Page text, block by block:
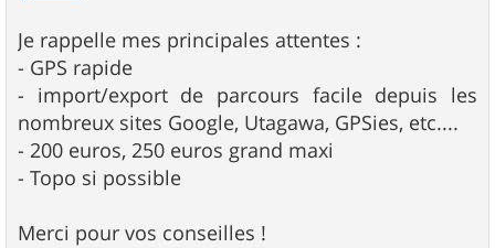
Je rappelle mes principales attentes :
- GPS rapide
- import/export de parcours facile depuis les
nombreux sites Google, Utagawa, GPSies, etc....
- 200 euros, 250 euros grand maxi
- Topo si possible
Merci pour vos conseilles !